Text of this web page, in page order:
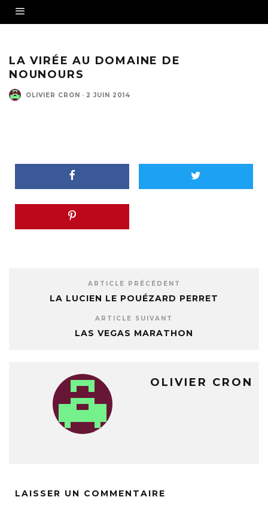
LA VIRÉE AU DOMAINE DE
NOUNOURS
OLIVIER CRON · 2 JUIN 2014
ARTICLE PRÉCÉDENT
LA LUCIEN LE POUÉZARD PERRET
ARTICLE SUIVANT
LAS VEGAS MARATHON
OLIVIER CRON
LAISSER UN COMMENTAIRE